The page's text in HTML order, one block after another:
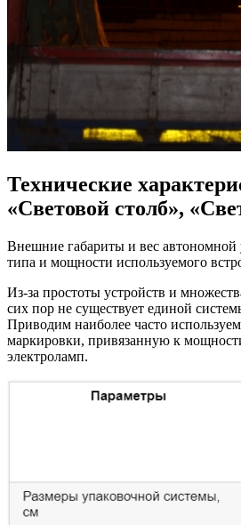
Технические
«Световой столб»,
Внешние габариты и вес автономной
типа и мощности используемого
Из-за простоты устройств и
сих пор не существует единой
Приводим наиболее часто
маркировки, привязанную к
электроламп.